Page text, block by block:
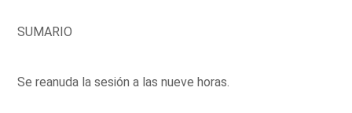
SUMARIO
Se reanuda la sesión a las nueve horas.